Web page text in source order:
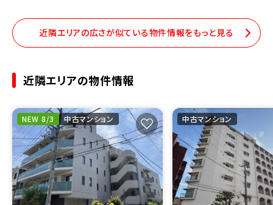
近隣エリアの広さが似ている物件情報をもっと見る
近隣エリアの物件情報
NEW 8/3 中古マンション 中古マンション